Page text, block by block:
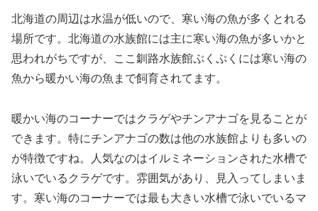
北海道の周辺は水温が低いので、寒い海の魚が多くとれる
場所です。北海道の水族館には主に寒い海の魚が多いかと
思われがちですが、ここ釧路水族館ぷくぷくには寒い海の
魚から暖かい海の魚まで飼育されてます。
暖かい海のコーナーではクラゲやチンアナゴを見ることが
できます。特にチンアナゴの数は他の水族館よりも多いの
が特徴ですね。人気なのはイルミネーションされた水槽で
泳いでいるクラゲです。雰囲気があり、見入ってしまいま
す。寒い海のコーナーでは最も大きい水槽で泳いでいるマ